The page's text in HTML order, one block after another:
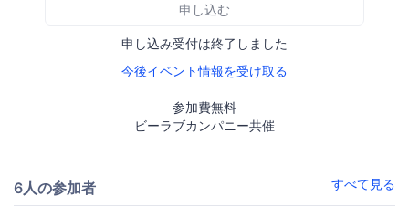
申し込む
申し込み受付は終了しました
今後イベント情報を受け取る
参加費無料
ビーラブカンパニー共催
6人の参加者 すべて見る